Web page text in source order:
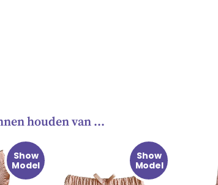
houden van …
Show
Model
Show
Model
Oorspronkelijke
€ 16.99.€ 6.99.
was:
€